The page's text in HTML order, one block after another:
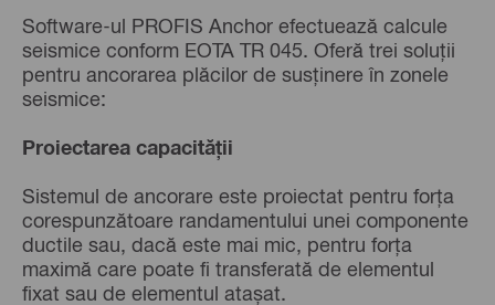
Software-ul PROFIS Anchor efectuează calcule
seismice conform EOTA TR 045. Oferă trei soluții
pentru ancorarea plăcilor de susținere în zonele
seismice:
Proiectarea capacității
Sistemul de ancorare este proiectat pentru forța
corespunzătoare randamentului unei componente
ductile sau, dacă este mai mic, pentru forța
maximă care poate fi transferată de elementul
fixat sau de elementul atașat.